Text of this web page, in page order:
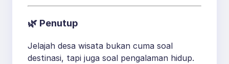
🌿 Penutup
Jelajah desa wisata bukan cuma soal
destinasi, tapi juga soal pengalaman hidup.